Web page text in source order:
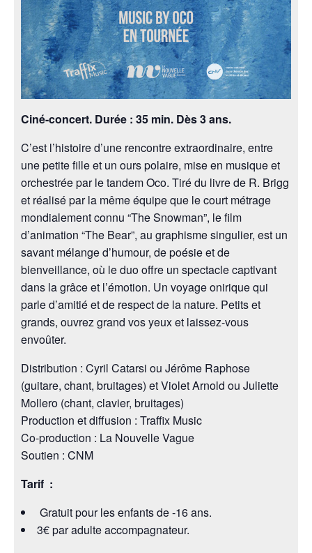
Ciné-concert. Durée : 35 min. Dès 3 ans.
C’est l’histoire d’une rencontre extraordinaire, entre
une petite fille et un ours polaire, mise en musique et
orchestrée par le tandem Oco. Tiré du livre de R. Brigg
et réalisé par la même équipe que le court métrage
mondialement connu “The Snowman”, le film
d’animation “The Bear”, au graphisme singulier, est un
savant mélange d’humour, de poésie et de
bienveillance, où le duo offre un spectacle captivant
dans la grâce et l’émotion. Un voyage onirique qui
parle d’amitié et de respect de la nature. Petits et
grands, ouvrez grand vos yeux et laissez-vous
envoûter.
Distribution : Cyril Catarsi ou Jérôme Raphose
(guitare, chant, bruitages) et Violet Arnold ou Juliette
Mollero (chant, clavier, bruitages)
Production et diffusion : Traffix Music
Co-production : La Nouvelle Vague
Soutien : CNM
Tarif :
Gratuit pour les enfants de -16 ans.
3€ par adulte accompagnateur.